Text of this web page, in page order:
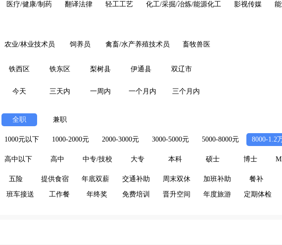
医疗/健康/制药 翻译法律 轻工工艺 化工/采掘/冶炼/能源化工 影视传媒
农业/林业技术员 饲养员 禽畜/水产养殖技术员 畜牧兽医
铁西区 铁东区 梨树县 伊通县 双辽市
今天 三天内 一周内 一个月内
三个月内
全职 兼职
1000元以下 1000-2000元 2000-3000元 3000-5000元 5000-8000元 8000-1.2
高中以下 高中 中专/技校 大专 本科 硕士 博士
五险 提供食宿 年底双薪 交通补助 周末双休 加班补助 餐补
班车接送 工作餐 年终奖 免费培训 晋升空间 年度旅游 定期体检